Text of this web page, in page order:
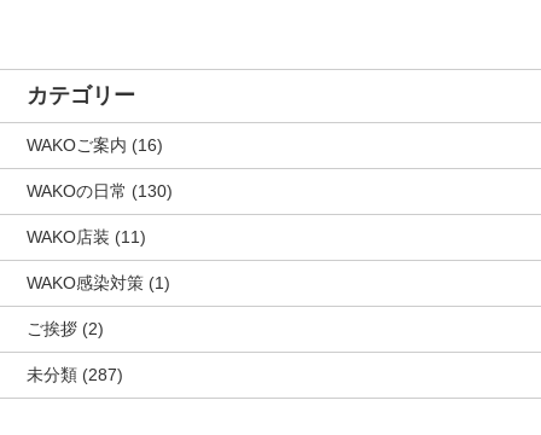
カテゴリー
WAKOご案内 (16)
WAKOの日常 (130)
WAKO店装 (11)
WAKO感染対策 (1)
ご挨拶 (2)
未分類 (287)